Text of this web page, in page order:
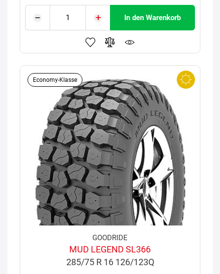
In den Warenkorb
Economy-Klasse
GOODRIDE
MUD LEGEND SL366
285/75 R 16 126/123Q